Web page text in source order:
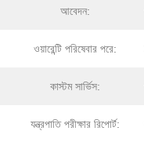
আবেদন:
ওয়ারেন্টি পরিষেবার পরে:
কাস্টম সার্ভিস:
যন্ত্রপাতি পরীক্ষার রিপোর্ট: